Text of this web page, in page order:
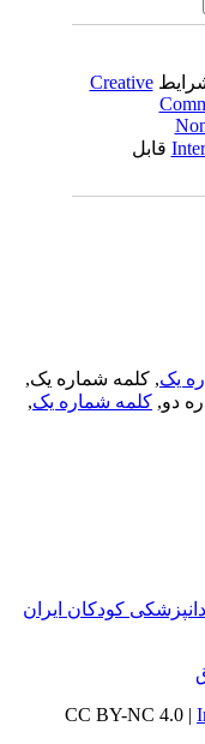
Creative
قابل
یک, کلمه شماره یک,
دو,کلمه شماره یک,
کودکان ایران